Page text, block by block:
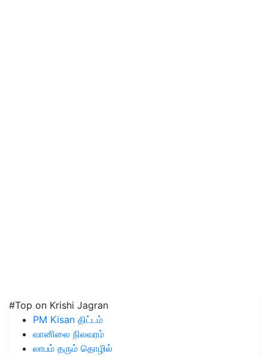
#Top on Krishi Jagran
PM Kisan திட்டம்
வானிலை நிலவரம்
லாபம் தரும் தொழில்